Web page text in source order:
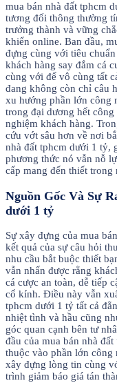
mua bán nhà đất tphcm
tương đối thông thường
trưởng thành và vững
khiển online. Ban đầu,
đựng cùng với tiêu
khách hàng say đắm cá
cùng với để vô cùng tất
đang không còn chỉ câu
xu hướng phần lớn công
trong đại dương hết
nghiệm khách hàng.
cứu vớt sâu hơn về nơi
nhà đất tphcm dưới 1 tỷ,
phương thức nó vẫn nỗ
cấp mang đến thiết
Nguồn Gốc Và Sự
dưới 1 tỷ
Sự xây đựng của mua
kết quả của sự câu hỏi
nhu cầu bắt buộc thiết
vẫn nhấn được rằng
cá cược an toàn, dễ tiếp
cổ kính. Điều này vẫn
tphcm dưới 1 tỷ tất cả
nhiệt tình và hầu cũng
góc quan cạnh bên tư
đầu của mua bán nhà
thuộc vào phần lớn công
xây đựng lòng tin cùng
trình giảm báo giá tán